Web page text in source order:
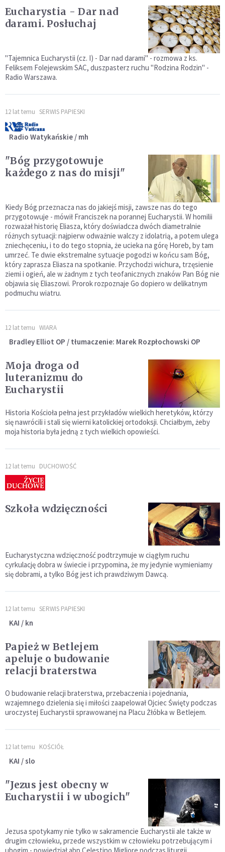
Eucharystia - Dar nad
darami. Posłuchaj
"Tajemnica Eucharystii (cz. I) - Dar nad darami" - rozmowa z ks.
Feliksem Folejewskim SAC, duszpasterz ruchu "Rodzina Rodzin" -
Radio Warszawa.
12 lat temu SERWIS PAPIESKI
Radio Watykańskie / mh
"Bóg przygotowuje
każdego z nas do misji"
Kiedy Bóg przeznacza nas do jakiejś misji, zawsze nas do tego
przygotowuje - mówił Franciszek na porannej Eucharystii. W homilii
rozważał historię Eliasza, który doświadcza dwóch diametralnie
różnych sytuacji: najpierw odważnie walczy z idolatrią, a potem ulega
zniechęceniu, i to do tego stopnia, że ucieka na górę Horeb, by tam
umrzeć. Te dwie ekstremalne sytuacje pogodzi w końcu sam Bóg,
który zaprasza Eliasza na spotkanie. Przychodzi wichura, trzęsienie
ziemi i ogień, ale w żadnym z tych teofanicznych znaków Pan Bóg nie
objawia się Eliaszowi. Prorok rozpoznaje Go dopiero w delikatnym
podmuchu wiatru.
12 lat temu WIARA
Bradley Elliot OP / tłumaczenie: Marek Rozpłochowski OP
Moja droga od
luteranizmu do
Eucharystii
Historia Kościoła pełna jest przykładów wielkich heretyków, którzy
się nawrócili i stali się wierni katolickiej ortodoksji. Chciałbym, żeby
moja historia była jedną z tych wielkich opowieści.
12 lat temu DUCHOWOŚĆ
Szkoła wdzięczności
Eucharystyczna wdzięczność podtrzymuje w ciągłym ruchu
cyrkulację dobra w świecie i przypomina, że my jedynie wymieniamy
się dobrami, a tylko Bóg jest ich prawdziwym Dawcą.
12 lat temu SERWIS PAPIESKI
KAI / kn
Papież w Betlejem
apeluje o budowanie
relacji braterstwa
O budowanie relacji braterstwa, przebaczenia i pojednania,
wzajemnego dzielenia się i miłości zaapelował Ojciec Święty podczas
uroczystej Eucharystii sprawowanej na Placu Żłóbka w Betlejem.
12 lat temu KOŚCIÓŁ
KAI / slo
"Jezus jest obecny w
Eucharystii i w ubogich"
Jezusa spotykamy nie tylko w sakramencie Eucharystii ale także w
drugim człowieku, przede wszystkim w człowieku potrzebującym i